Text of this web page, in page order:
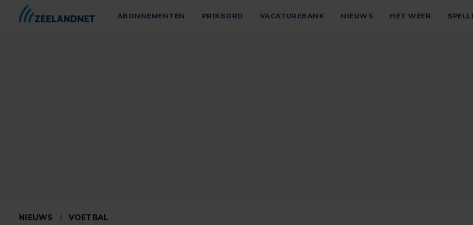
ABONNEMENTEN PRIKBORD VACATUREBANK NIEUWS HET WEER
NIEUWS / VOETBAL